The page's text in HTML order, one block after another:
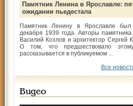
Памятник Ленина в Ярославле:
ожидании пьедестала
Памятник Ленину в Ярославле
декабря 1939 года. Авторы памятника
Василий Козлов и архитектор Сергей
О том, что предшествовало
рассказывается в публикуемом ...
Все
Видео